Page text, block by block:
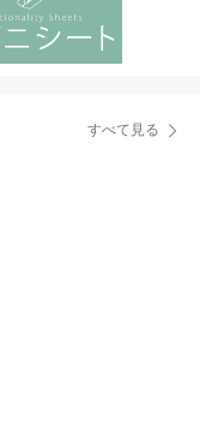
すべて見る